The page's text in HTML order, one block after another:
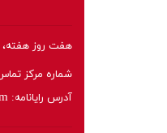
هفت روز هفته، از ۸ صبح تا ۱۲ شب پاسخ‌گوی شما همراهان
شماره مرکز
آدرس رایانامه: